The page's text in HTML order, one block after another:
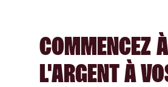
COMMENCEZ
L'ARGENT À